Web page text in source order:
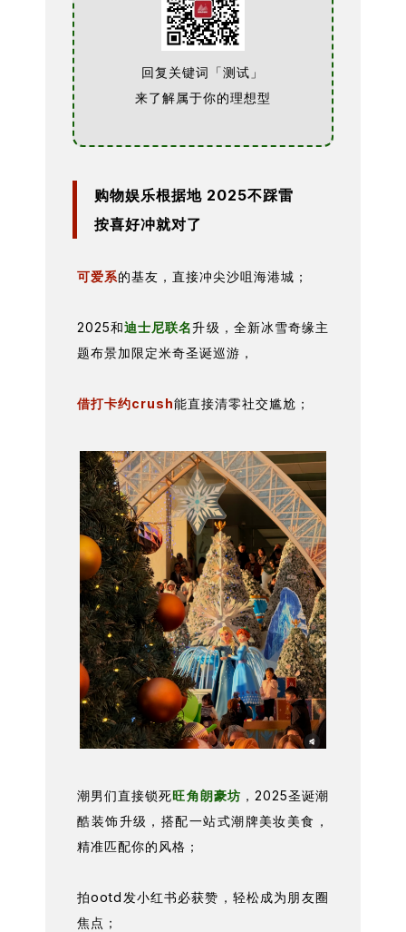
回复关键词「测试」
来了解属于你的理想型
购物娱乐根据地 2025不踩雷
按喜好冲就对了
可爱系的基友，直接冲尖沙咀海港城；
2025和迪士尼联名升级，全新冰雪奇缘主
题布景加限定米奇圣诞巡游，
借打卡约crush能直接清零社交尴尬；
潮男们直接锁死旺角朗豪坊 ，2025圣诞潮
酷装饰升级，搭配一站式潮牌美妆美食，
精准匹配你的风格；
拍ootd发小红书必获赞，轻松成为朋友圈
焦点；